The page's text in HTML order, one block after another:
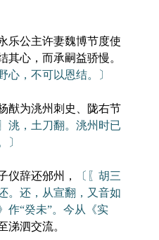
公主许妻魏博节度使
其心，而承嗣益骄慢。
心，不可以恩结。〕
为洮州刺史、陇右节
洮，土刀翻。洮州时已
〕
辞还邠州，
〔〖胡三
。还，从宣翻，又音如
作“癸未”。今从《实
涕泗交流。